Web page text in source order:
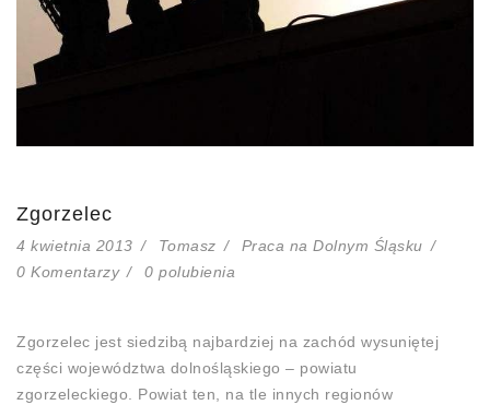
Zgorzelec
4 kwietnia 2013 Tomasz
Praca na Dolnym Śląsku
0 Komentarzy
0 polubienia
Zgorzelec jest siedzibą najbardziej na zachód wysuniętej
części województwa dolnośląskiego – powiatu
zgorzeleckiego. Powiat ten, na tle innych regionów